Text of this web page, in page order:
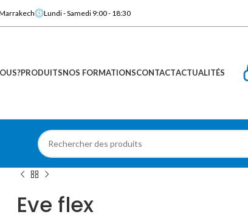
Lundi - Samedi 9:00 - 18:30
PRODUITSNOS FORMATIONSCONTACTACTUALITÉS
Eve flex